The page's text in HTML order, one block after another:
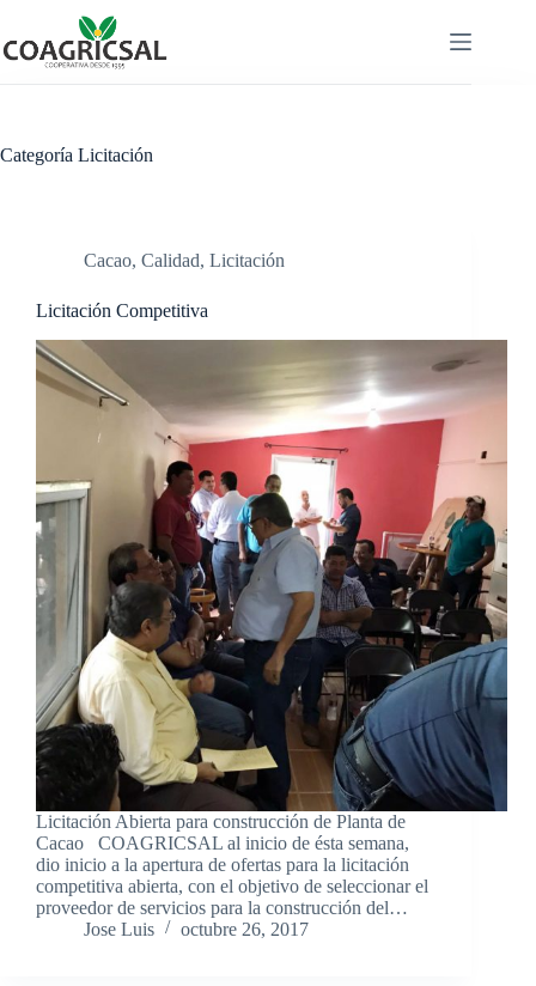
contenido
Categoría Licitación
Cacao, Calidad, Licitación
Licitación Competitiva
Licitación Abierta para construcción de Planta de
Cacao COAGRICSAL al inicio de ésta semana,
dio inicio a la apertura de ofertas para la licitación
competitiva abierta, con el objetivo de seleccionar el
proveedor de servicios para la construcción del…
Jose Luis
octubre 26, 2017